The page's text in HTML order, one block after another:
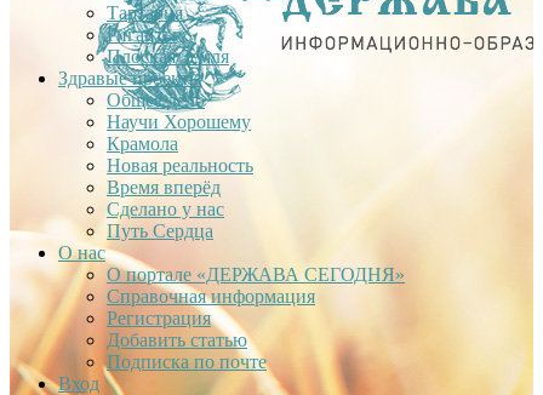
Тартария
Гиганты
Плоская Земля
Здравые проекты
Общее дело
Научи Хорошему
Крамола
Новая реальность
Время вперёд
Сделано у нас
Путь Сердца
О нас
О портале «ДЕРЖАВА СЕГОДНЯ»
Справочная информация
Регистрация
Добавить статью
Подписка по почте
Вход